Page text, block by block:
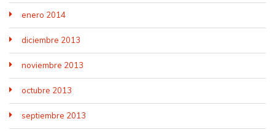
enero 2014
diciembre 2013
noviembre 2013
octubre 2013
septiembre 2013